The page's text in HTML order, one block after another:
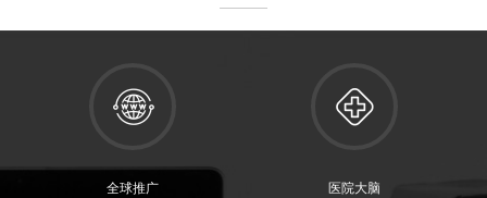
全球推广 医院大脑